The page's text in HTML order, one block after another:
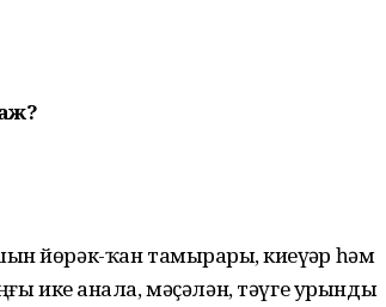
йөрәк-ҡан тамырҙары, киҙеүҙәр һәм
ике аҙнала, мәҫәлән, тәүге урынды